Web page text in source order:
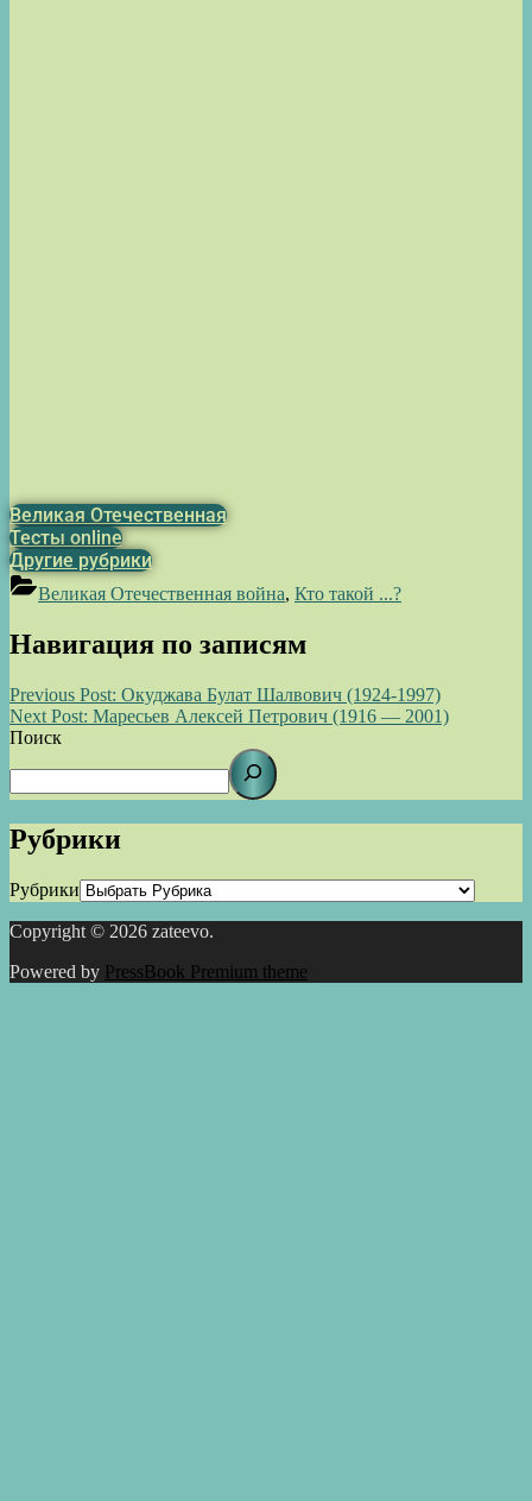
Великая Отечественная
Тесты online
Другие рубрики
Великая Отечественная война, Кто такой ...?
Навигация по записям
Previous Post: Окуджава Булат Шалвович (1924-1997)
Next Post: Маресьев Алексей Петрович (1916 — 2001)
Поиск
Рубрики
Рубрики
Copyright © 2026 zateevo.
Powered by PressBook Premium theme